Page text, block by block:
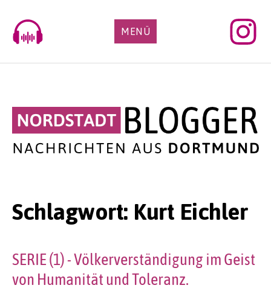
content
MENÜ
Schlagwort: Kurt Eichler
SERIE (1) - Völkerverständigung im Geist
von Humanität und Toleranz.